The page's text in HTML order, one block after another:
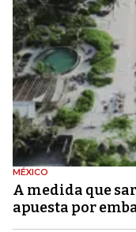
MÉXICO
A medida que
apuesta por